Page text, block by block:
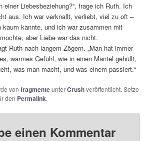
einer Liebesbeziehung?“, frage ich Ruth. Ich
aus. Ich war verknallt, verliebt, viel zu oft –
kaum kannte, und ich war zusammen mit
aber Liebe war das nicht.
Ruth nach langem Zögern. „Man hat immer
warmes Gefühl, wie in einen Mantel gehüllt,
was man macht, und was einem passiert.“
vonfragmenteunterCrushveröffentlicht. Setze
den Permalink.
einen Kommentar